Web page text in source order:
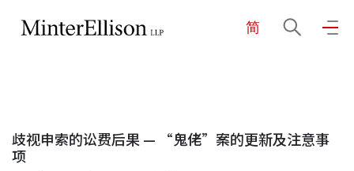
简
关于我们
歧视申索的讼费后果 — “鬼佬”案的更新及注意事
项